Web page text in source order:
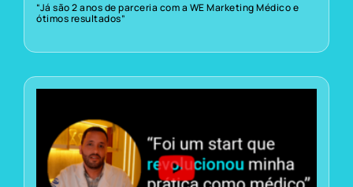
“Já são 2 anos de parceria com a WE Marketing Médico e
ótimos resultados”